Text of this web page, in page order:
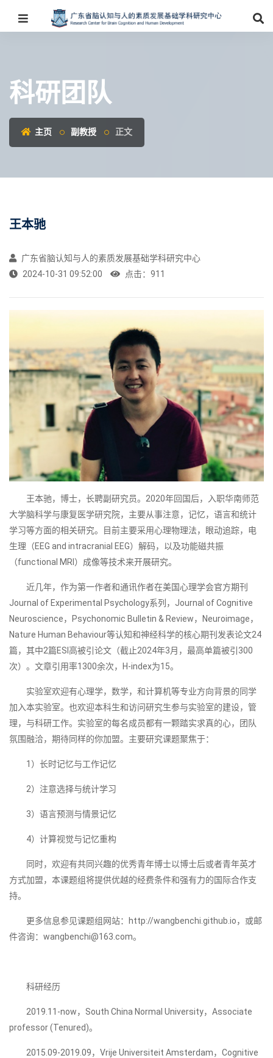
科研团队
主页 副教授 正文
王本驰
广东省脑认知与人的素质发展基础学科研究中心
2024-10-31 09:52:00
点击： 911
王本驰，博士，长聘副研究员。2020年回国后，入职华南师范
大学脑科学与康复医学研究院，主要从事注意，记忆，语言和统计
学习等方面的相关研究。目前主要采用心理物理法，眼动追踪，电
生理（EEG and intracranial EEG）解码，以及功能磁共振
（functional MRI）成像等技术来开展研究。
近几年，作为第一作者和通讯作者在美国心理学会官方期刊
Journal of Experimental Psychology系列，Journal of Cognitive
Neuroscience，Psychonomic Bulletin & Review，Neuroimage，
Nature Human Behaviour等认知和神经科学的核心期刊发表论文24
篇，其中2篇ESI高被引论文（截止2024年3月，最高单篇被引300
次）。文章引用率1300余次，H-index为15。
实验室欢迎有心理学，数学，和计算机等专业方向背景的同学
加入本实验室。也欢迎本科生和访问研究生参与实验室的建设，管
理，与科研工作。实验室的每名成员都有一颗踏实求真的心，团队
氛围融洽，期待同样的你加盟。主要研究课题聚焦于：
1）长时记忆与工作记忆
2）注意选择与统计学习
3）语言预测与情景记忆
4）计算视觉与记忆重构
同时，欢迎有共同兴趣的优秀青年博士以博士后或者青年英才
方式加盟，本课题组将提供优越的经费条件和强有力的国际合作支
持。
更多信息参见课题组网站：http://wangbenchi.github.io，或邮
件咨询：wangbenchi@163.com。
科研经历
2019.11-now，South China Normal University，Associate
professor (Tenured)。
2015.09-2019.09，Vrije Universiteit Amsterdam，Cognitive